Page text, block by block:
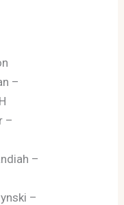
–
–
–
–